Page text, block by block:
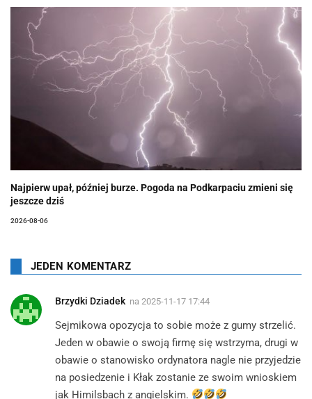
Najpierw upał, później burze. Pogoda na Podkarpaciu zmieni się
jeszcze dziś
2026-08-06
JEDEN KOMENTARZ
Brzydki Dziadek na 2025-11-17 17:44
Sejmikowa opozycja to sobie może z gumy strzelić.
Jeden w obawie o swoją firmę się wstrzyma, drugi w
obawie o stanowisko ordynatora nagle nie przyjedzie
na posiedzenie i Kłak zostanie ze swoim wnioskiem
jak Himilsbach z angielskim.